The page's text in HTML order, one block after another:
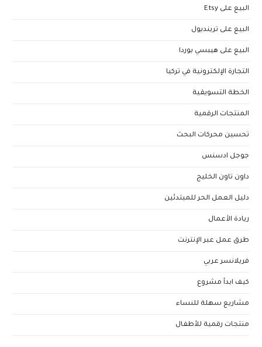
البيع على Etsy
البيع على ترينديول
البيع على هيبسي بوردا
التجارة الإلكترونية في تركيا
الخطة التسويقية
المنتجات الرقمية
تحسين محركات البحث
جوجل ادسنس
داون تاون الخليج
دليل العمل الحر للمبتدئين
ريادة الأعمال
طرق عمل عبر الإنترنت
فريلانسر عربي
كيف ابدأ مشروع
مشاريع سهلة للنساء
منتجات رقمية للأطفال